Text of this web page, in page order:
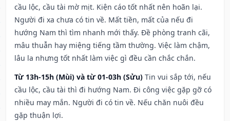
cầu lộc, cầu tài mờ mịt. Kiện cáo tốt nhất nên hoãn lại.
Người đi xa chưa có tin về. Mất tiền, mất của nếu đi
hướng Nam thì tìm nhanh mới thấy. Đề phòng tranh cãi,
mâu thuẫn hay miệng tiếng tầm thường. Việc làm chậm,
lâu la nhưng tốt nhất làm việc gì đều cần chắc chắn.
Từ 13h-15h (Mùi) và từ 01-03h (Sửu) Tin vui sắp tới, nếu
cầu lộc, cầu tài thì đi hướng Nam. Đi công việc gặp gỡ có
nhiều may mắn. Người đi có tin về. Nếu chăn nuôi đều
gặp thuận lợi.